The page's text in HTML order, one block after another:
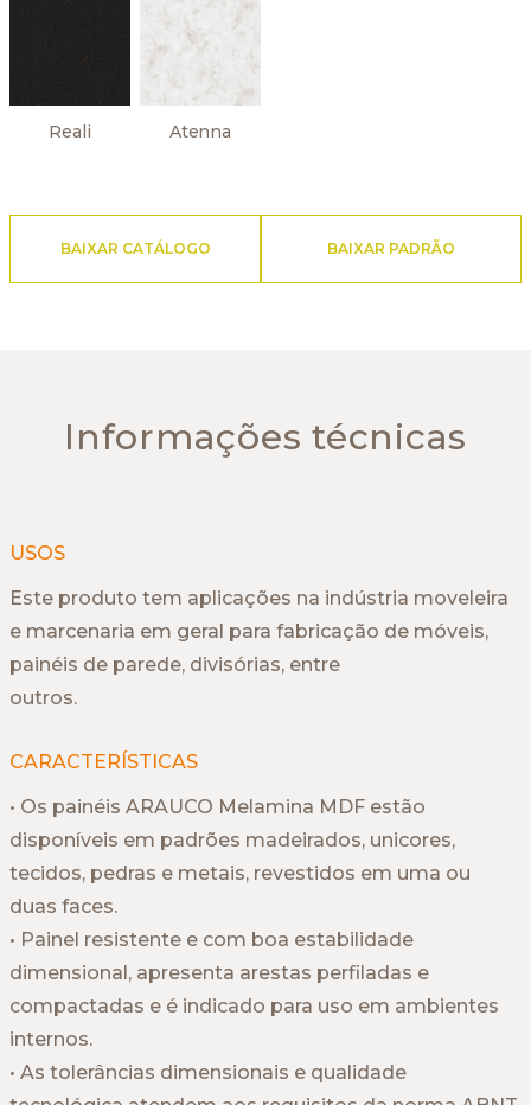
Reali Atenna
BAIXAR CATÁLOGO BAIXAR PADRÃO
Informações técnicas
USOS
Este produto tem aplicações na indústria moveleira
e marcenaria em geral para fabricação de móveis,
painéis de parede, divisórias, entre
outros.
CARACTERÍSTICAS
• Os painéis ARAUCO Melamina MDF estão
disponíveis em padrões madeirados, unicores,
tecidos, pedras e metais, revestidos em uma ou
duas faces.
• Painel resistente e com boa estabilidade
dimensional, apresenta arestas perfiladas e
compactadas e é indicado para uso em ambientes
internos.
• As tolerâncias dimensionais e qualidade